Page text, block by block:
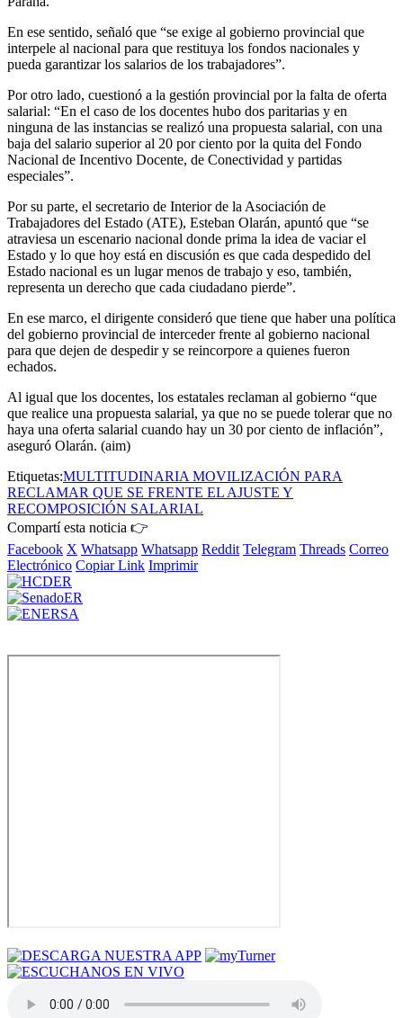
En ese sentido, señaló que “se exige al gobierno provincial que
interpele al nacional para que restituya los fondos nacionales y
pueda garantizar los salarios de los trabajadores”.
Por otro lado, cuestionó a la gestión provincial por la falta de oferta
salarial: “En el caso de los docentes hubo dos paritarias y en
ninguna de las instancias se realizó una propuesta salarial, con una
baja del salario superior al 20 por ciento por la quita del Fondo
Nacional de Incentivo Docente, de Conectividad y partidas
especiales”.
Por su parte, el secretario de Interior de la Asociación de
Trabajadores del Estado (ATE), Esteban Olarán, apuntó que “se
atraviesa un escenario nacional donde prima la idea de vaciar el
Estado y lo que hoy está en discusión es que cada despedido del
Estado nacional es un lugar menos de trabajo y eso, también,
representa un derecho que cada ciudadano pierde”.
En ese marco, el dirigente consideró que tiene que haber una política
del gobierno provincial de interceder frente al gobierno nacional
para que dejen de despedir y se reincorpore a quienes fueron
echados.
Al igual que los docentes, los estatales reclaman al gobierno “que
que realice una propuesta salarial, ya que no se puede tolerar que no
haya una oferta salarial cuando hay un 30 por ciento de inflación”,
aseguró Olarán. (aim)
Etiquetas:MULTITUDINARIA MOVILIZACIÓN PARA
RECLAMAR QUE SE FRENTE EL AJUSTE Y
RECOMPOSICIÓN SALARIAL
Compartí esta noticia 👉
Facebook X Whatsapp Whatsapp Reddit Telegram Threads Correo
Electrónico Copiar Link Imprimir